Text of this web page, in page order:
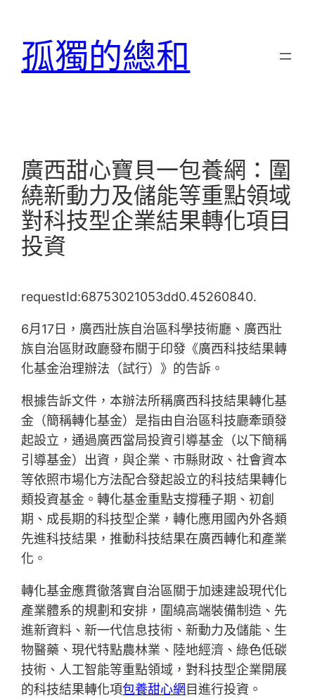
孤獨的總和
廣西甜心寶貝一包養網：圍
繞新動力及儲能等重點領域
對科技型企業結果轉化項目
投資
requestId:68753021053dd0.45260840.
6月17日，廣西壯族自治區科學技術廳、廣西壯
族自治區財政廳發布關于印發《廣西科技結果轉
化基金治理辦法（試行）》的告訴。
根據告訴文件，本辦法所稱廣西科技結果轉化基
金（簡稱轉化基金）是指由自治區科技廳牽頭發
起設立，通過廣西當局投資引導基金（以下簡稱
引導基金）出資，與企業、市縣財政、社會資本
等依照市場化方法配合發起設立的科技結果轉化
類投資基金。轉化基金重點支撐種子期、初創
期、成長期的科技型企業，轉化應用國內外各類
先進科技結果，推動科技結果在廣西轉化和產業
化。
轉化基金應貫徹落實自治區關于加速建設現代化
產業體系的規劃和安排，圍繞高端裝備制造、先
進新資料、新一代信息技術、新動力及儲能、生
物醫藥、現代特點農林業、陸地經濟、綠色低碳
技術、人工智能等重點領域，對科技型企業開展
的科技結果轉化項包養甜心網 目進行投資。